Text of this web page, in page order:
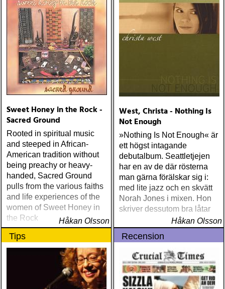
Sweet Honey in the Rock -
Sacred Ground
Rooted in spiritual music
and steeped in African-
American tradition without
being preachy or heavy-
handed, Sacred Ground
pulls from the various faiths
and life experiences of the
women of Sweet Honey in
the Rock
Håkan Olsson
West, Christa - Nothing Is
Not Enough
»Nothing Is Not Enough« är
ett högst intagande
debutalbum. Seattletjejen
har en av de där rösterna
man gärna förälskar sig i:
med lite jazz och en skvätt
Norah Jones i mixen. Hon
skriver dessutom bra låtar
Håkan Olsson
Tips Recension